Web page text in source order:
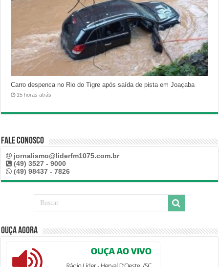
Carro despenca no Rio do Tigre após saída de pista em Joaçaba
15 horas atrás
Fale Conosco
jornalismo@liderfm1075.com.br
(49) 3527 - 9000
(49) 98437 - 7826
Ouça Agora